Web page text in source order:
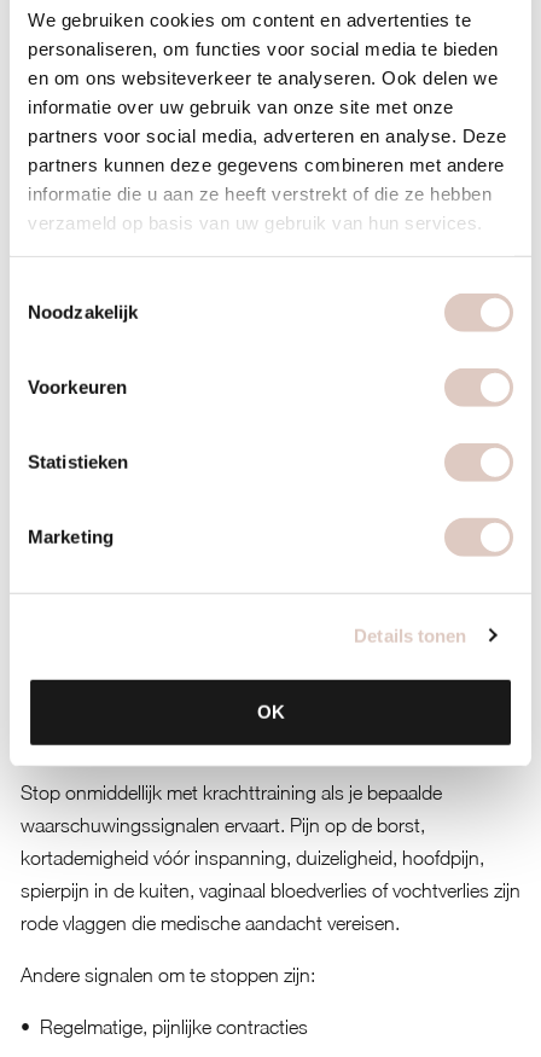
We gebruiken cookies om content en advertenties te
personaliseren, om functies voor social media te bieden
en om ons websiteverkeer te analyseren. Ook delen we
informatie over uw gebruik van onze site met onze
partners voor social media, adverteren en analyse. Deze
partners kunnen deze gegevens combineren met andere
informatie die u aan ze heeft verstrekt of die ze hebben
verzameld op basis van uw gebruik van hun services.
Noodzakelijk
Voorkeuren
Statistieken
Marketing
Details tonen
OK
zich mee die aanpassingen in je krachttraining vereisen. Je
energieniveau, balans en lichaamshouding veranderen, dus
je trainingsroutine moet meegroeien met deze
ontwikkelingen voor optimale veiligheid en effectiviteit.
Eerste trimester (weken 1-12):Je kunt meestal je normale
routine voortzetten, maar luister goed naar je lichaam.
Verminder de intensiteit als je last hebt van misselijkheid of
voor de komende maanden.
Dit is vaak het meest
krachttraining voor vrouwen.
vermijd buikligging. Gebruik meer ondersteunende posities,
Derde trimester (weken 27-40):
Verminder het gewicht en
signalen van je lichaam.
Stop onmiddellijk met krachttraining als je bepaalde
waarschuwingssignalen ervaart. Pijn op de borst,
kortademigheid vóór inspanning, duizeligheid, hoofdpijn,
spierpijn in de kuiten, vaginaal bloedverlies of vochtverlies zijn
rode vlaggen die medische aandacht vereisen.
Andere signalen om te stoppen zijn:
Regelmatige, pijnlijke contracties